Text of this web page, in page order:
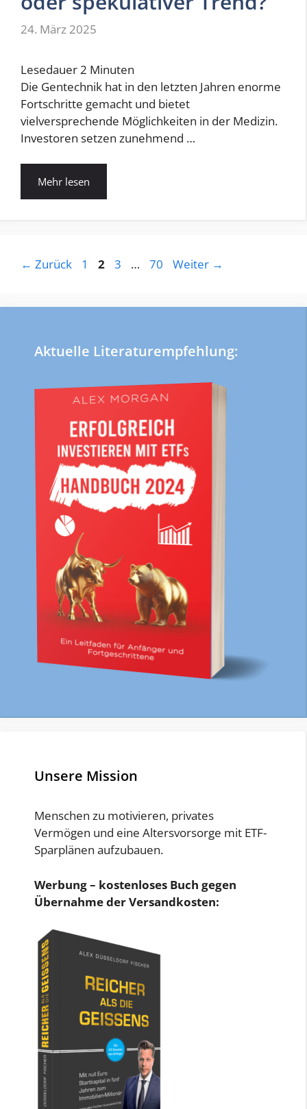
24. März 2025
Lesedauer 2 Minuten
Die Gentechnik hat in den letzten Jahren enorme
Fortschritte gemacht und bietet
vielversprechende Möglichkeiten in der Medizin.
Investoren setzen zunehmend …
Mehr lesen
← Zurück Seite
1 Seite
2 Seite
3 … Seite
70 Weiter →
Aktuelle Literaturempfehlung:
Unsere Mission
Menschen zu motivieren, privates
Vermögen und eine Altersvorsorge mit ETF-
Sparplänen aufzubauen.
Werbung – kostenloses Buch gegen
Übernahme der Versandkosten: